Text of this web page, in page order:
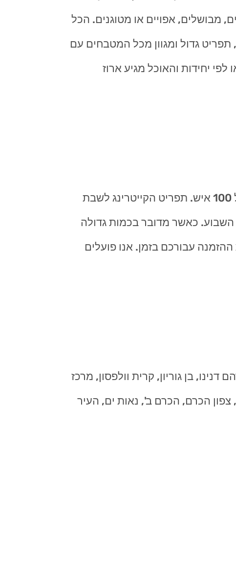
מבושלים, אפויים או מטוגנים. הכל
גדול ומגוון מכל המטבחים עם
יחידות והאוכל מגיע ארוז
ניתן להזמין אוכל מוכן לשבת למספר סועדים קטן ועד הזמנות מאד גדולות של מעל 100 איש. תפריט הקייטרינג לשבת
השבוע. כאשר מדובר בכמות גדולה
עבורכם בזמן. אנו פועלים
בן גוריון, קרית וולפסון, מרכז
צפון הכרם, הכרם ב', נאות ים, העיר